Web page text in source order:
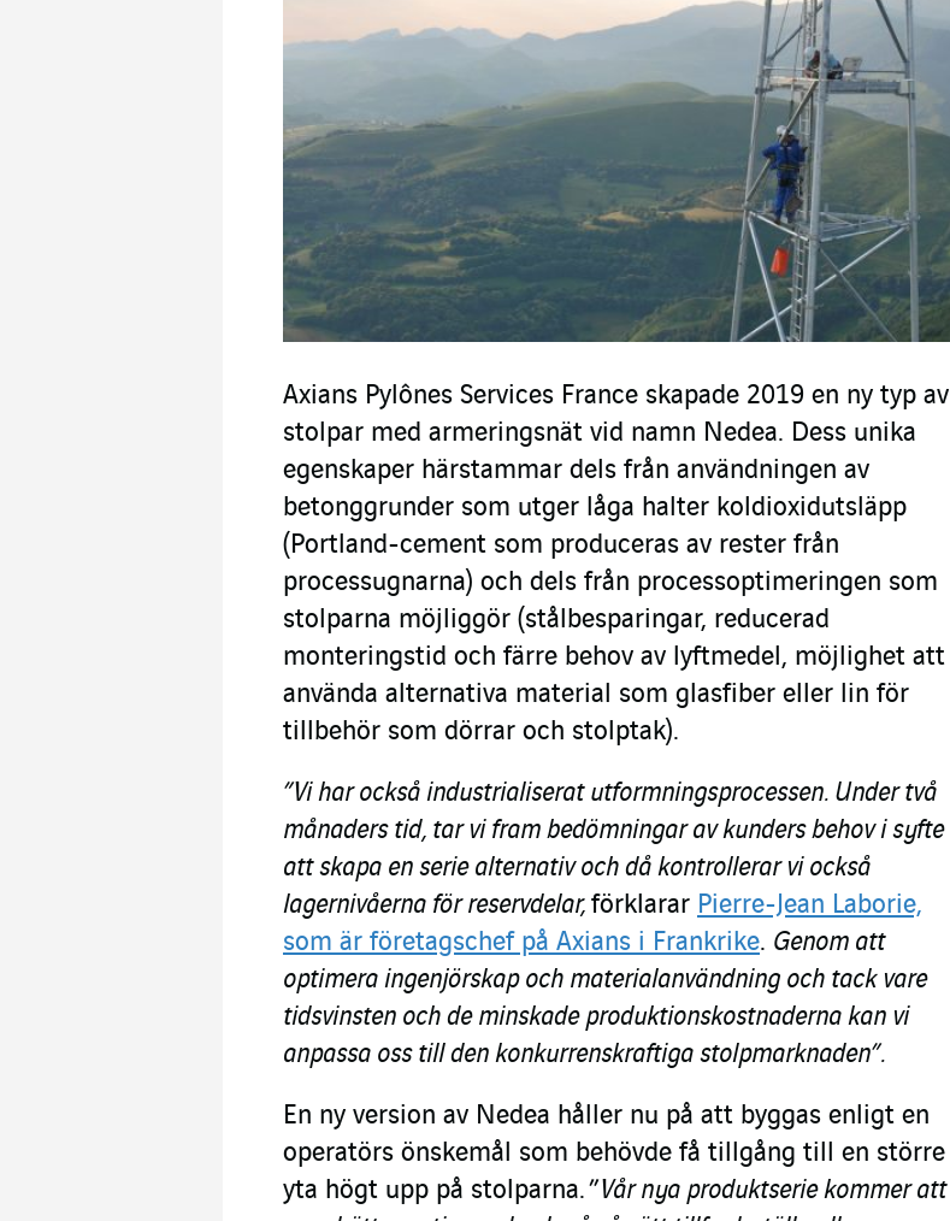
Axians Pylônes Services France skapade 2019 en ny typ av
stolpar med armeringsnät vid namn Nedea. Dess unika
egenskaper härstammar dels från användningen av
betonggrunder som utger låga halter koldioxidutsläpp
(Portland-cement som produceras av rester från
processugnarna) och dels från processoptimeringen som
stolparna möjliggör (stålbesparingar, reducerad
monteringstid och färre behov av lyftmedel, möjlighet att
använda alternativa material som glasfiber eller lin för
tillbehör som dörrar och stolptak).
”Vi har också industrialiserat utformningsprocessen. Under två
månaders tid, tar vi fram bedömningar av kunders behov i syfte
att skapa en serie alternativ och då kontrollerar vi också
lagernivåerna för reservdelar, förklarar Pierre-Jean Laborie,
som är företagschef på Axians i Frankrike. Genom att
optimera ingenjörskap och materialanvändning och tack vare
tidsvinsten och de minskade produktionskostnaderna kan vi
anpassa oss till den konkurrenskraftiga stolpmarknaden”.
En ny version av Nedea håller nu på att byggas enligt en
operatörs önskemål som behövde få tillgång till en större
yta högt upp på stolparna. ”Vår nya produktserie kommer att